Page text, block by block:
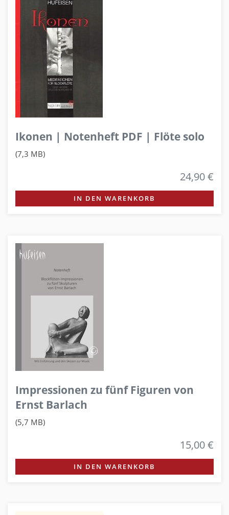
Ikonen | Notenheft PDF | Flöte solo
(7,3 MB)
24,90 €
IN DEN WARENKORB
Impressionen zu fünf Figuren von
Ernst Barlach
(5,7 MB)
15,00 €
IN DEN WARENKORB